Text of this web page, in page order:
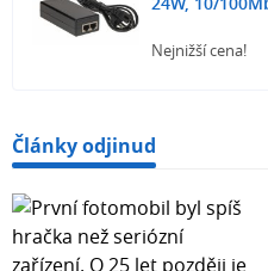
Nejnižší cena!
Články odjinud